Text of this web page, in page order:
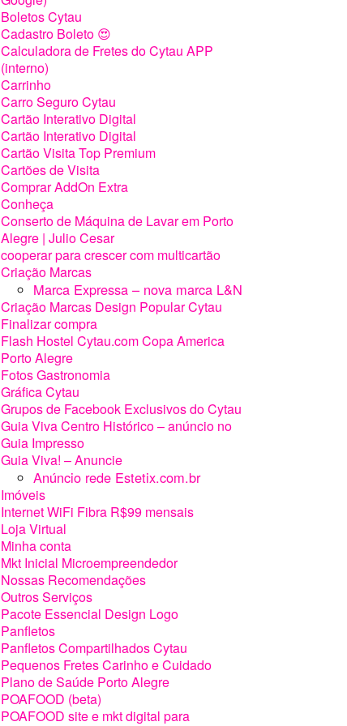
Boletos Cytau
Cadastro Boleto 😍
Calculadora de Fretes do Cytau APP
(interno)
Carrinho
Carro Seguro Cytau
Cartão Interativo Digital
Cartão Interativo Digital
Cartão Visita Top Premium
Cartões de Visita
Comprar AddOn Extra
Conheça
Conserto de Máquina de Lavar em Porto
Alegre | Julio Cesar
cooperar para crescer com multicartão
Criação Marcas
Marca Expressa – nova marca L&N
Criação Marcas Design Popular Cytau
Finalizar compra
Flash Hostel Cytau.com Copa America
Porto Alegre
Fotos Gastronomia
Gráfica Cytau
Grupos de Facebook Exclusivos do Cytau
Guia Viva Centro Histórico – anúncio no
Guia Impresso
Guia Viva! – Anuncie
Anúncio rede Estetix.com.br
Imóveis
Internet WiFi Fibra R$99 mensais
Loja Virtual
Minha conta
Mkt Inicial Microempreendedor
Nossas Recomendações
Outros Serviços
Pacote Essencial Design Logo
Panfletos
Panfletos Compartilhados Cytau
Pequenos Fretes Carinho e Cuidado
Plano de Saúde Porto Alegre
POAFOOD (beta)
POAFOOD site e mkt digital para